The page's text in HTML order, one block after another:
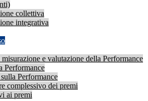
collettiva
integrativa
misurazione e valutazione della Performance
Performance
Performance
complessivo dei premi
ai premi